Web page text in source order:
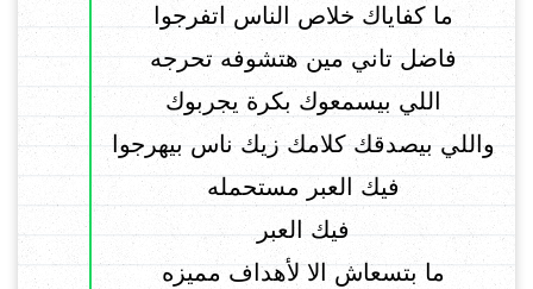
ما كفاياك خلاص الناس اتفرجوا
فاضل تاني مين هتشوفه تحرجه
اللي بيسمعوك بكرة يجربوك
واللي بيصدقك كلامك زيك ناس بيهرجوا
فيك العبر مستحمله
فيك العبر
ما بتسعاش الا لأهداف مميزه